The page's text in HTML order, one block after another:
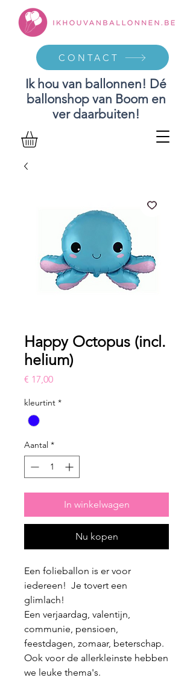
Ik hou van ballonnen! Dé
ballonshop van Boom en
ver daarbuiten!
CONTACT
Happy Octopus (incl.
helium)
€ 17,00Prijs
kleurtint *
Aantal *
In winkelwagen
Nu kopen
Een folieballon is er voor
iedereen! Je tovert een
glimlach!
Een verjaardag, valentijn,
communie, pensioen,
feestdagen, zomaar, beterschap.
Ook voor de allerkleinste hebben
we leuke thema's.